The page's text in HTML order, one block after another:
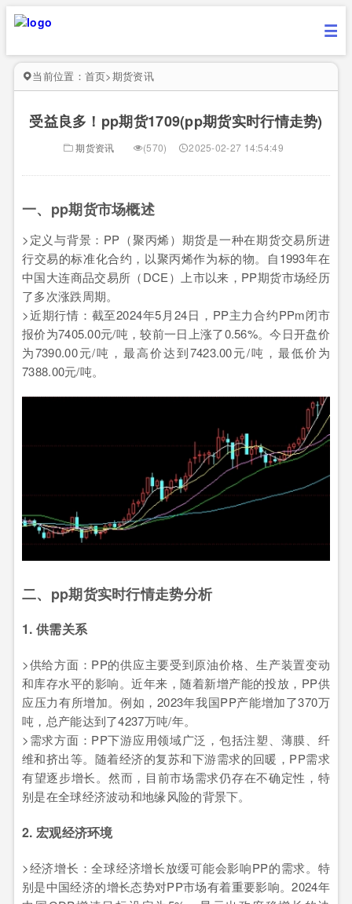
当前位置： 首页>期货资讯
受益良多！pp期货1709(pp期货实时行情走势)
期货资讯 (570) 2025-02-27 14:54:49
一、pp期货市场概述
>定义与背景：PP（聚丙烯）期货是一种在期货交易所进
行交易的标准化合约，以聚丙烯作为标的物。自1993年在
中国大连商品交易所（DCE）上市以来，PP期货市场经历
了多次涨跌周期。
>近期行情：截至2024年5月24日，PP主力合约PPm闭市
报价为7405.00元/吨，较前一日上涨了0.56%。今日开盘价
为7390.00元/吨，最高价达到7423.00元/吨，最低价为
7388.00元/吨。
二、pp期货实时行情走势分析
1. 供需关系
>供给方面：PP的供应主要受到原油价格、生产装置变动
和库存水平的影响。近年来，随着新增产能的投放，PP供
应压力有所增加。例如，2023年我国PP产能增加了370万
吨，总产能达到了4237万吨/年。
>需求方面：PP下游应用领域广泛，包括注塑、薄膜、纤
维和挤出等。随着经济的复苏和下游需求的回暖，PP需求
有望逐步增长。然而，目前市场需求仍存在不确定性，特
别是在全球经济波动和地缘风险的背景下。
2. 宏观经济环境
>经济增长：全球经济增长放缓可能会影响PP的需求。特
别是中国经济的增长态势对PP市场有着重要影响。2024年